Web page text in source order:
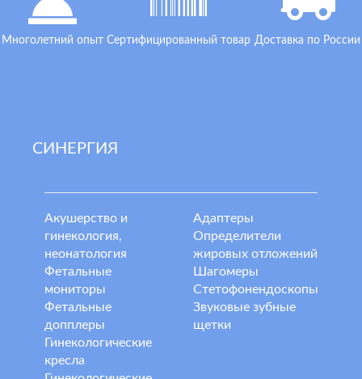
Многолетний опыт Сертифицированный товар Доставка по России
СИНЕРГИЯ
Акушерство и
гинекология,
неонатология
Фетальные
мониторы
Фетальные
допплеры
Гинекологические
кресла
Адаптеры
Определители
жировых отложений
Шагомеры
Стетофонендоскопы
Звуковые зубные
щетки